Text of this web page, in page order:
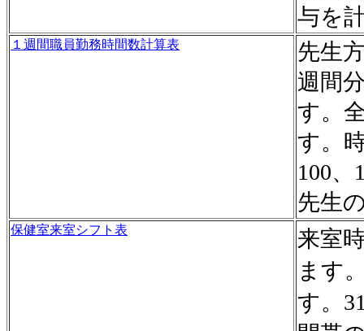
与を
１週間職員勤務時間数計算表
先生
週間
す。
す。
100
先生
保健室来室シフト表
来室
ます
す。